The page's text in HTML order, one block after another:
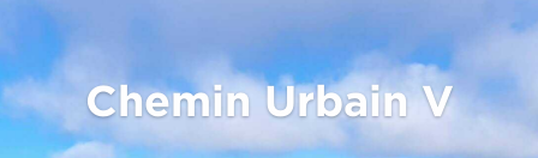
Chemin Urbain V